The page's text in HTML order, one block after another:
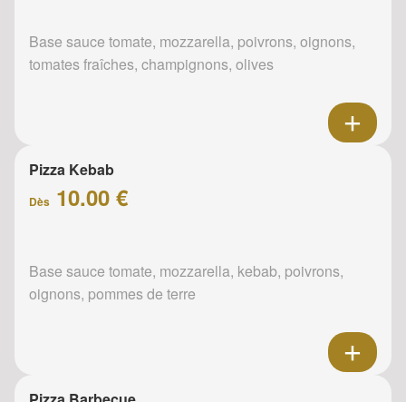
Base sauce tomate, mozzarella, poivrons, oignons,
tomates fraîches, champignons, olives
Pizza Kebab
Dès 10.00 €
Base sauce tomate, mozzarella, kebab, poivrons,
oignons, pommes de terre